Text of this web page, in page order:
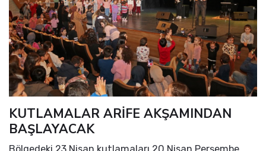
KUTLAMALAR ARİFE AKŞAMINDAN
BAŞLAYACAK